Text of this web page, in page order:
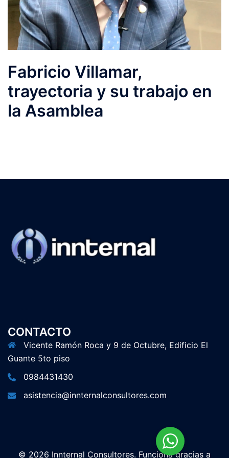
Fabricio Villamar,
trayectoria y su trabajo en
la Asamblea
CONTACTO
Vicente Ramón Roca y 9 de Octubre, Edificio El
Guante 5to piso
0984431430
asistencia@innternalconsultores.com
© 2026 Innternal Consultores. Funciona gracias a